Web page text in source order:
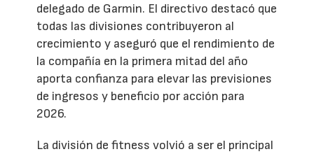
delegado de Garmin. El directivo destacó que
todas las divisiones contribuyeron al
crecimiento y aseguró que el rendimiento de
la compañía en la primera mitad del año
aporta confianza para elevar las previsiones
de ingresos y beneficio por acción para
2026.
La división de fitness volvió a ser el principal